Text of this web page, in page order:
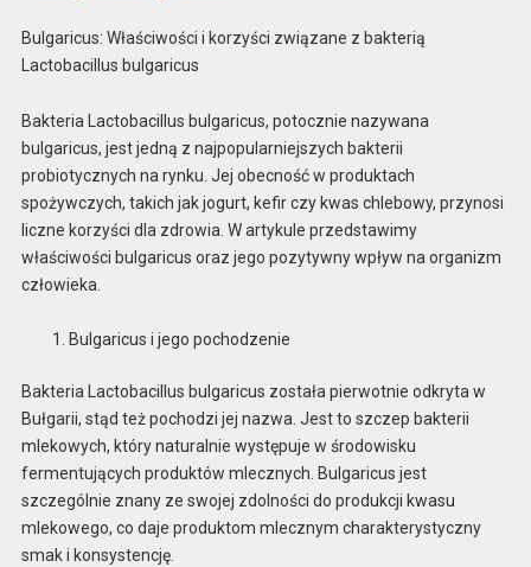
Bulgaricus: Właściwości i korzyści związane z bakterią
Lactobacillus bulgaricus
Bakteria Lactobacillus bulgaricus, potocznie nazywana
bulgaricus, jest jedną z najpopularniejszych bakterii
probiotycznych na rynku. Jej obecność w produktach
spożywczych, takich jak jogurt, kefir czy kwas chlebowy, przynosi
liczne korzyści dla zdrowia. W artykule przedstawimy
właściwości bulgaricus oraz jego pozytywny wpływ na organizm
człowieka.
Bulgaricus i jego pochodzenie
Bakteria Lactobacillus bulgaricus została pierwotnie odkryta w
Bułgarii, stąd też pochodzi jej nazwa. Jest to szczep bakterii
mlekowych, który naturalnie występuje w środowisku
fermentujących produktów mlecznych. Bulgaricus jest
szczególnie znany ze swojej zdolności do produkcji kwasu
mlekowego, co daje produktom mlecznym charakterystyczny
smak i konsystencję.